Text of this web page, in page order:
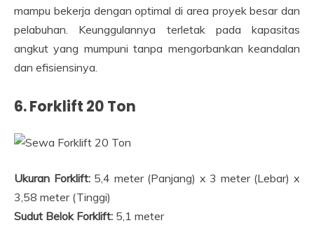
mampu bekerja dengan optimal di area proyek besar dan
pelabuhan. Keunggulannya terletak pada kapasitas
angkut yang mumpuni tanpa mengorbankan keandalan
dan efisiensinya.
6. Forklift 20 Ton
Ukuran Forklift:5,4 meter (Panjang) x 3 meter (Lebar) x
3,58 meter (Tinggi)
Sudut Belok Forklift: 5,1 meter